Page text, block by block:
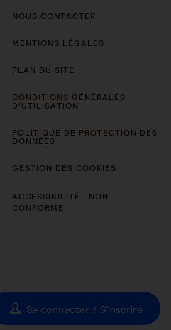
NOUS CONTACTER
MENTIONS LÉGALES
PLAN DU SITE
CONDITIONS GÉNÉRALES
D’UTILISATION
POLITIQUE DE PROTECTION DES
DONNÉES
GESTION DES COOKIES
ACCESSIBILITÉ : NON
CONFORME
Se connecter / S'inscrire